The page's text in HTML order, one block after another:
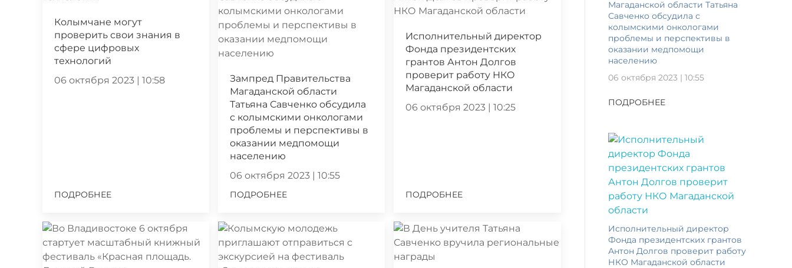
Колымчане могут
проверить свои знания в
сфере цифровых
технологий
06 октября 2023 | 10:58
ПОДРОБНЕЕ
Зампред Правительства
Магаданской области
Татьяна Савченко обсудила
с колымскими онкологами
проблемы и перспективы в
оказании медпомощи
населению
06 октября 2023 | 10:55
ПОДРОБНЕЕ
Исполнительный директор
Фонда президентских
грантов Антон Долгов
проверит работу НКО
Магаданской области
06 октября 2023 | 10:25
ПОДРОБНЕЕ
Магаданской области Татьяна
Савченко обсудила с
колымскими онкологами
проблемы и перспективы в
оказании медпомощи
населению
06 октября 2023 | 10:55
ПОДРОБНЕЕ
Исполнительный директор
Фонда президентских грантов
Антон Долгов проверит работу
НКО Магаданской области